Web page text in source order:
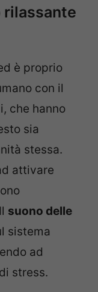
rilassante
è proprio
con il
che hanno
sia
stessa.
attivare
suono delle
sistema
ad
stress.